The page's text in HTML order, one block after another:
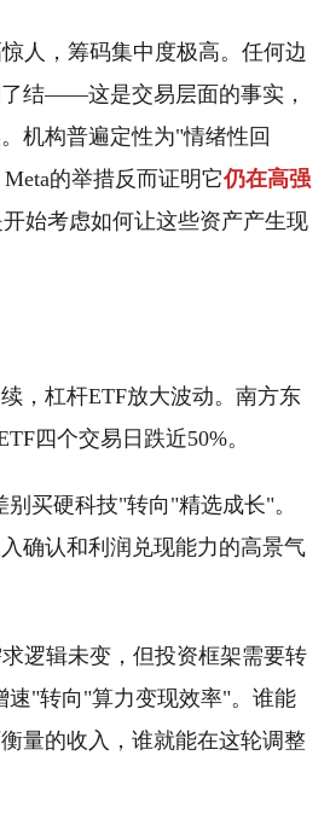
人，筹码集中度极高。任何边
结——这是交易层面的事实，
机构普遍定性为"情绪性回
的举措反而证明它仍在高强
开始考虑如何让这些资产产生现
，杠杆ETF放大波动。南方东
四个交易日跌近50%。
买硬科技"转向"精选成长"。
确认和利润兑现能力的高景气
逻辑未变，但投资框架需要转
"转向"算力变现效率"。谁能
量的收入，谁就能在这轮调整